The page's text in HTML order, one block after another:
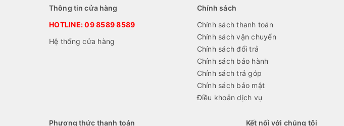
Thông tin cửa hàng
HOTLINE:09 8589 8589
Hệ thống cửa hàng
Chính sách
Chính sách thanh toán
Chính sách vận chuyển
Chính sách đổi trả
Chính sách bảo hành
Chính sách trả góp
Chính sách bảo mật
Điều khoản dịch vụ
Phương thức thanh toán Kết nối với chúng tôi